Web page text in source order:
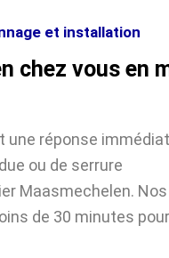
et installation
chez vous en
une réponse
ou de serrure
Maasmechelen. Nos
de 30 minutes pour